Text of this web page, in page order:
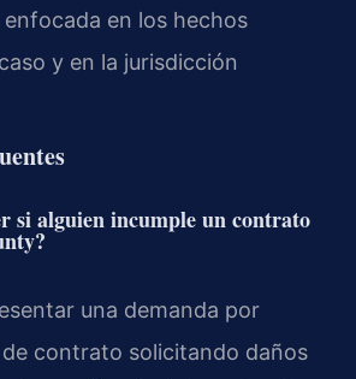
en los hechos
y en la jurisdicción
si alguien incumple un contrato
una demanda por
contrato solicitando daños